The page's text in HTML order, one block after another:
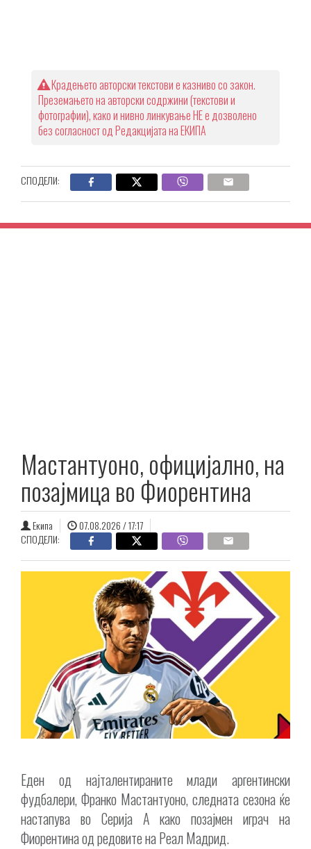
Крадењето авторски текстови е казниво со закон.
Преземањето на авторски содржини (текстови и
фотографии), како и нивно линкување НЕ е дозволено
без согласност од Редакцијата на ЕКИПА
СПОДЕЛИ:
Мастантуоно, официјално, на
позајмица во Фиорентина
Екипа
07.08.2026 / 17:17
СПОДЕЛИ:
Еден од најталентираните млади аргентински
фудбалери, Франко Мастантуоно, следната сезона ќе
настапува во Серија А како позајмен играч на
Фиорентина од редовите на Реал Мадрид.